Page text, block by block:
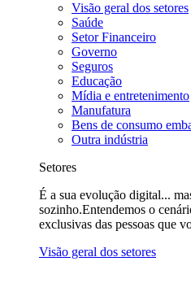
Visão geral dos setores
Saúde
Setor Financeiro
Governo
Seguros
Educação
Mídia e entretenimento
Manufatura
Bens de consumo
Outra indústria
Setores
É a sua evolução digital...
sozinho.Entendemos o
exclusivas das pessoas que
Visão geral dos setores